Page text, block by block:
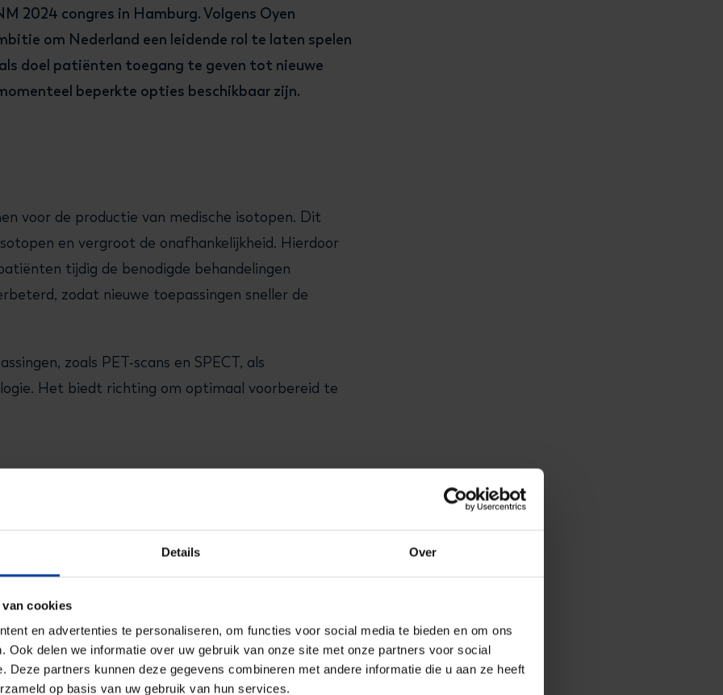
Details Over
cookies
en advertenties te personaliseren, om functies voor social media te bieden en om ons
Ook delen we informatie over uw gebruik van onze site met onze partners voor social
Deze partners kunnen deze gegevens combineren met andere informatie die u aan ze heeft
op basis van uw gebruik van hun services.
2024 congres in Hamburg. Volgens Oyen
om Nederland een leidende rol te laten spelen
doel patiënten toegang te geven tot nieuwe
beperkte opties beschikbaar zijn.
voor de productie van medische isotopen. Dit
en vergroot de onafhankelijkheid. Hierdoor
tijdig de benodigde behandelingen
zodat nieuwe toepassingen sneller de
zoals PET-scans en SPECT, als
Het biedt richting om optimaal voorbereid te
geleid door Wim Oyen, dat begon
de stappen die nodig zijn om de visie voor